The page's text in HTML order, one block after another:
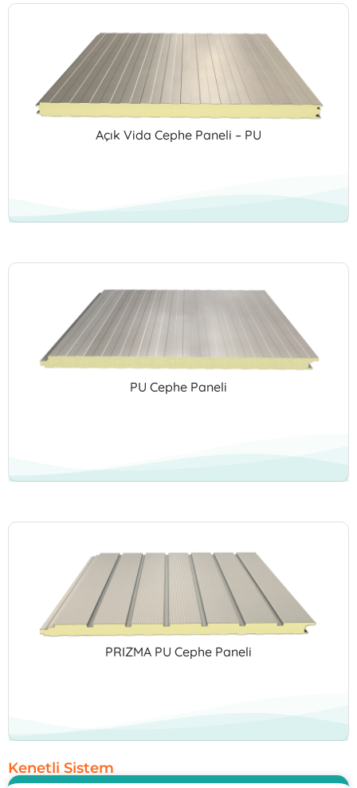
Kenetli Sistem
Açık Vida Cephe Paneli – PU
PU Cephe Paneli
PRIZMA PU Cephe Paneli